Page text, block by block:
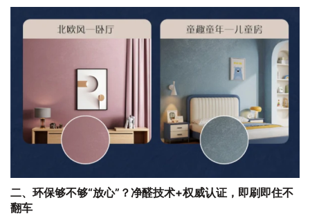
二、环保够不够“放心”？净醛技术+权威认证，即刷即住不
翻车